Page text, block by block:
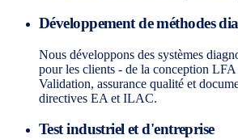
Développement de méthodes
Nous développons des systèmes
pour les clients - de la conception
Validation, assurance qualité et
directives EA et ILAC.
Test industriel et d'entreprise